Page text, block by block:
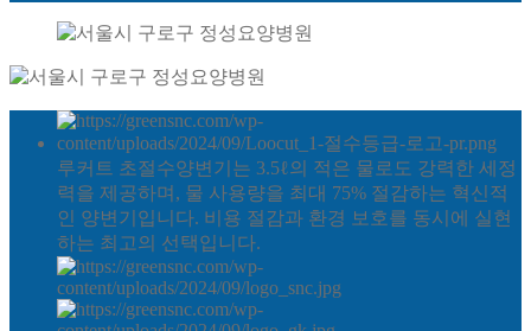
루커트 초절수양변기는 3.5ℓ의 적은 물로도 강력한 세정
력을 제공하며, 물 사용량을 최대 75% 절감하는 혁신적
인 양변기입니다. 비용 절감과 환경 보호를 동시에 실현
하는 최고의 선택입니다.